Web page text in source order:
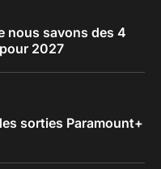
nous savons des 4
2027
sorties Paramount+